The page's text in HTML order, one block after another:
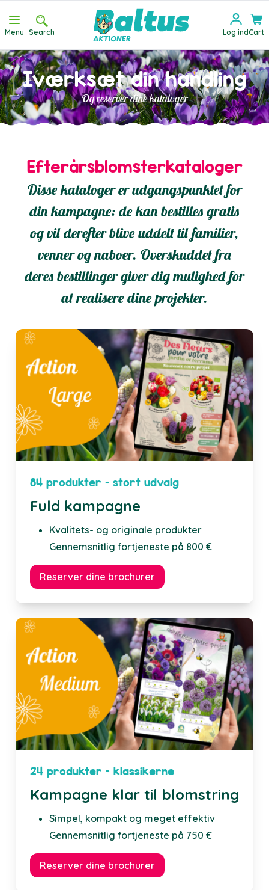
Menu Search Log indCart
Iværksæt din handling
Og reserver dine kataloger
Efterårsblomsterkataloger
Disse kataloger er udgangspunktet for
din kampagne: de kan bestilles gratis
og vil derefter blive uddelt til familier,
venner og naboer. Overskuddet fra
deres bestillinger giver dig mulighed for
at realisere dine projekter.
84 produkter – stort udvalg
Fuld kampagne
Kvalitets- og originale produkter
Gennemsnitlig fortjeneste på 800 €
Reserver dine brochurer
24 produkter – klassikerne
Kampagne klar til blomstring
Simpel, kompakt og meget effektiv
Gennemsnitlig fortjeneste på 750 €
Reserver dine brochurer